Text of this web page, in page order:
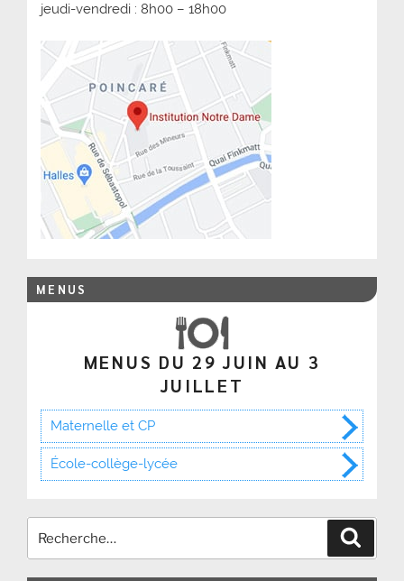
jeudi-vendredi : 8h00 – 18h00
MENUS
MENUS DU 29 JUIN AU 3
JUILLET
Maternelle et CP
École-collège-lycée